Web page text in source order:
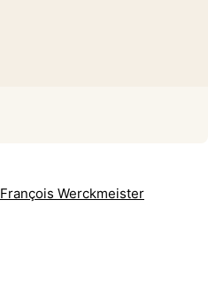
François Werckmeister